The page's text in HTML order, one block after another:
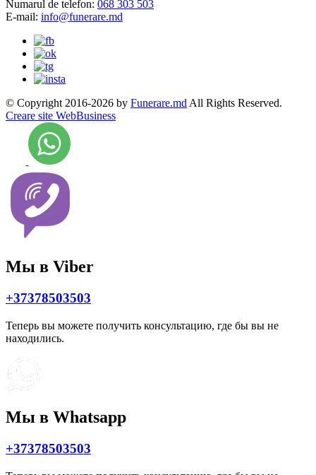
Numarul de telefon: 068 303 503
E-mail: info@funerare.md
© Copyright 2016-2026 by Funerare.mdAll Rights Reserved.
Creare site WebBusiness
Мы в Viber
+37378503503
Теперь вы можете получить консультацию, где бы вы не
находились.
Мы в Whatsapp
+37378503503